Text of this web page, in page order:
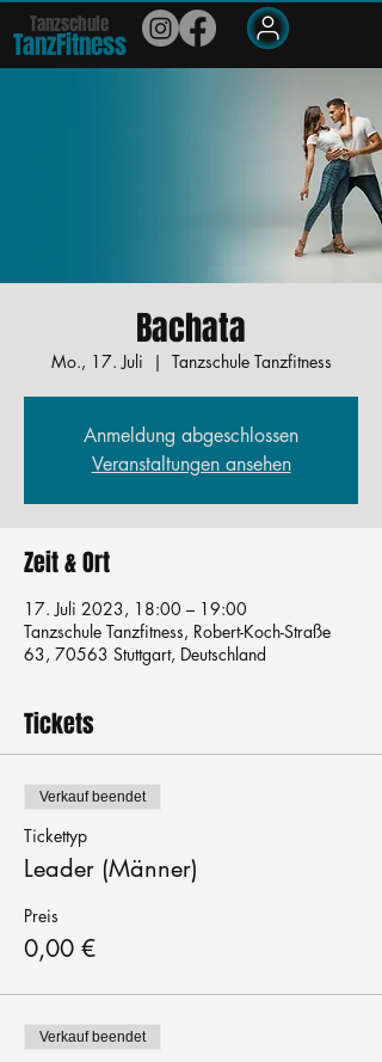
Tanzschule
TanzFitness
Bachata
Mo., 17. Juli
  |
Tanzschule Tanzfitness
Anmeldung abgeschlossen
Veranstaltungen ansehen
Zeit & Ort
17. Juli 2023, 18:00 – 19:00
Tanzschule Tanzfitness, Robert-Koch-Straße
63, 70563 Stuttgart, Deutschland
Tickets
Verkauf beendet
Tickettyp
Leader (Männer)
Preis
0,00 €
Verkauf beendet